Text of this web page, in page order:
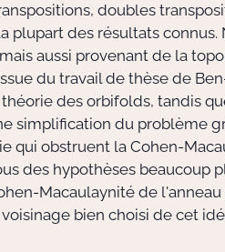
doubles
des résultats connus.
aussi provenant de la
du travail de thèse de
des orbifolds, tandis
simplification du problème
obstruent la Cohen-
des hypothèses beaucoup
Macaulaynité de
bien choisi de cet